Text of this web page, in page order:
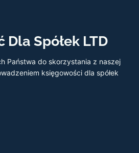
Dla Spółek LTD
Państwa do skorzystania z naszej
księgowości dla spółek